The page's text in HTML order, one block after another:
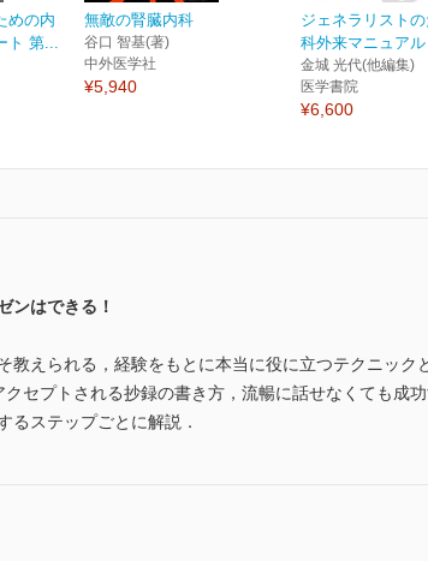
めの内
ト 第...
無敵の腎臓内科
谷口 智基(著)
中外医学社
¥5,940
ジェネラリスト
科外来マニュア
金城 光代(他編集)
医学書院
¥6,600
ンはできる！
教えられる，経験をもとに本当に役に立つテクニック
セプトされる抄録の書き方，流暢に話せなくても成
るステップごとに解説．